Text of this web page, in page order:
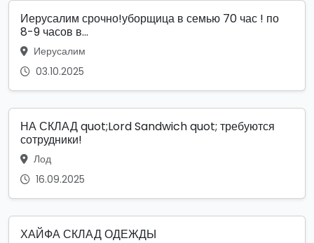
Иерусалим срочно!уборщица в семью 70 час ! по
8-9 часов в...
Иерусалим
03.10.2025
НА СКЛАД quot;Lord Sandwich quot; требуются
сотрудники!
Лод
16.09.2025
ХАЙФА СКЛАД ОДЕЖДЫ